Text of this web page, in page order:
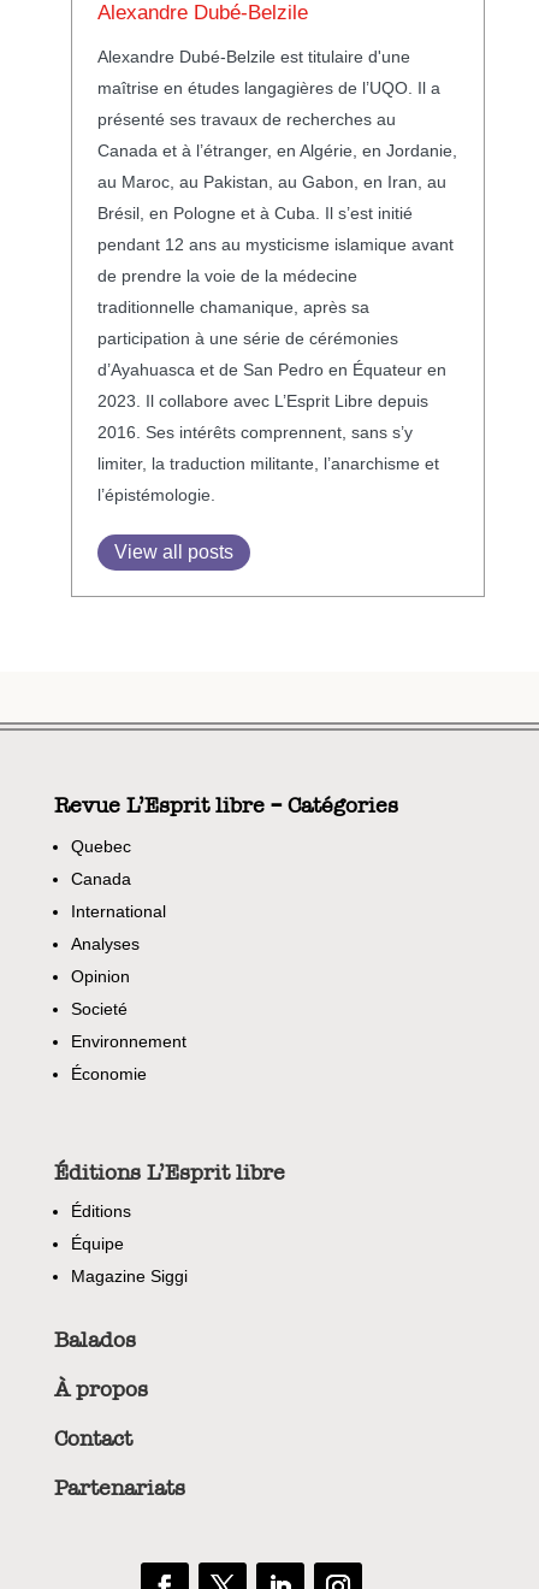
Alexandre Dubé-Belzile
Alexandre Dubé-Belzile est titulaire d'une
maîtrise en études langagières de l’UQO. Il a
présenté ses travaux de recherches au
Canada et à l’étranger, en Algérie, en Jordanie,
au Maroc, au Pakistan, au Gabon, en Iran, au
Brésil, en Pologne et à Cuba. Il s’est initié
pendant 12 ans au mysticisme islamique avant
de prendre la voie de la médecine
traditionnelle chamanique, après sa
participation à une série de cérémonies
d’Ayahuasca et de San Pedro en Équateur en
2023. Il collabore avec L’Esprit Libre depuis
2016. Ses intérêts comprennent, sans s’y
limiter, la traduction militante, l’anarchisme et
l’épistémologie.
View all posts
Revue L’Esprit libre – Catégories
Quebec
Canada
International
Analyses
Opinion
Societé
Environnement
Économie
Éditions L’Esprit libre
Éditions
Équipe
Magazine Siggi
Balados
À propos
Contact
Partenariats